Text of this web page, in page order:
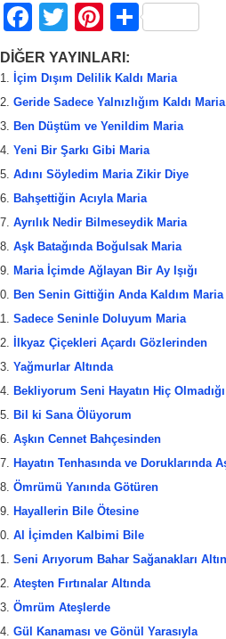
F
a
c
e
b
o
o
k
T
wi
tt
er
Pi
nt
er
e
st
S
ar
e
DİĞER YAYINLARI:
İçim Dışım Delilik Kaldı Maria
Geride Sadece Yalnızlığım Kaldı Maria
Ben Düştüm ve Yenildim Maria
Yeni Bir Şarkı Gibi Maria
Adını Söyledim Maria Zikir Diye
Bahşettiğin Acıyla Maria
Ayrılık Nedir Bilmeseydik Maria
Aşk Batağında Boğulsak Maria
Maria İçimde Ağlayan Bir Ay Işığı
Ben Senin Gittiğin Anda Kaldım Maria
Sadece Seninle Doluyum Maria
İlkyaz Çiçekleri Açardı Gözlerinden
Yağmurlar Altında
Bekliyorum Seni Hayatın Hiç
Bil ki Sana Ölüyorum
Aşkın Cennet Bahçesinden
Hayatın Tenhasında ve Doruklarında
Ömrümü Yanında Götüren
Hayallerin Bile Ötesine
Al İçimden Kalbimi Bile
Seni Arıyorum Bahar Sağanakları
Ateşten Fırtınalar Altında
Ömrüm Ateşlerde
Gül Kanaması ve Gönül Yarasıyla